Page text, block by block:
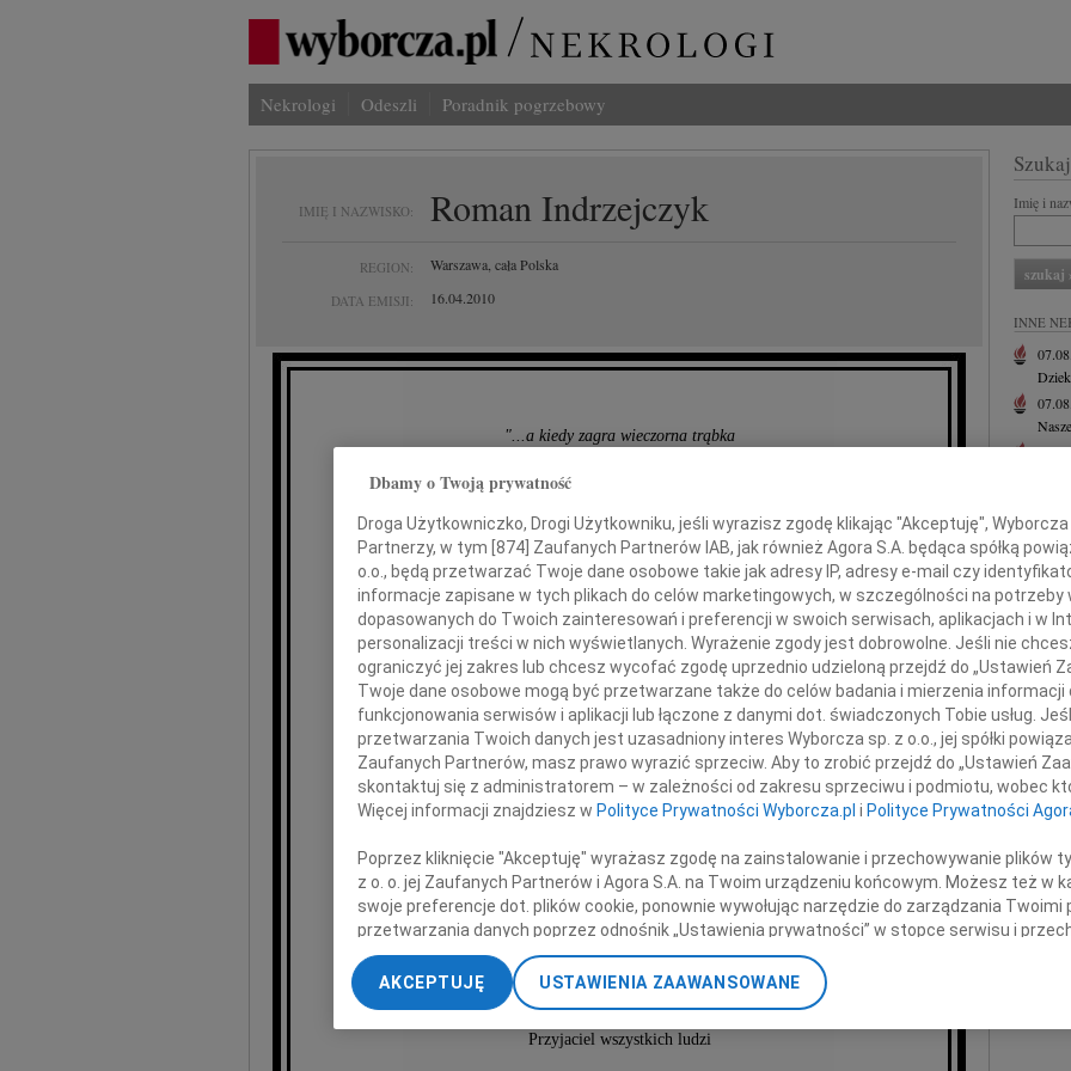
Nekrologi Odeszli Poradnik pogrzebowy
IMIĘ I NAZWISKO: Roman Indrzejczyk
REGION: Warszawa, cała Polska
DATA EMISJI: 16.04.2010
"...a kiedy zagra wieczorna trąbka
jak bukiet kwiatów na powitanie..."
10 kwietnia 2010 roku
zmarł śmiercią tragiczną
ksiądz Roman Indrzejczyk
Wielki Polak i Patriota
Szlachetny Człowiek Wielki Duchem i Sercem
Przyjaciel wszystkich ludzi
Imię i
INNE
Z
W
+
Jerzy
Asia
+
Dbamy o Twoją prywatność
Droga Użytkowniczko, Drogi Użytkowniku, jeśli wyrazisz zgodę klikając "Akceptuję",
Partnerzy, w tym [874] Zaufanych Partnerów IAB, jak również Agora S.A. będąca spółką
o.o., będą przetwarzać Twoje dane osobowe takie jak adresy IP, adresy e-mail czy
informacje zapisane w tych plikach do celów marketingowych, w szczególności na potrzeby
dopasowanych do Twoich zainteresowań i preferencji w swoich serwisach, aplikacjach i w
personalizacji treści w nich wyświetlanych. Wyrażenie zgody jest dobrowolne. Jeśli nie
ograniczyć jej zakres lub chcesz wycofać zgodę uprzednio udzieloną przejdź do „Ustawień
Twoje dane osobowe mogą być przetwarzane także do celów badania i mierzenia
funkcjonowania serwisów i aplikacji lub łączone z danymi dot. świadczonych Tobie usług.
przetwarzania Twoich danych jest uzasadniony interes Wyborcza sp. z o.o., jej spółki
Zaufanych Partnerów, masz prawo wyrazić sprzeciw. Aby to zrobić przejdź do „Ustawień
skontaktuj się z administratorem – w zależności od zakresu sprzeciwu i podmiotu, wobec
Więcej informacji znajdziesz w Polityce Prywatności Wyborcza.pl i Polityce Prywatności
Poprzez kliknięcie "Akceptuję" wyrażasz zgodę na zainstalowanie i przechowywanie plików
z o. o. jej Zaufanych Partnerów i Agora S.A. na Twoim urządzeniu końcowym. Możesz też w
swoje preferencje dot. plików cookie, ponownie wywołując narzędzie do zarządzania Twoimi
przetwarzania danych poprzez odnośnik „Ustawienia prywatności” w stopce serwisu i
„Ustawienia zaawansowane”. Zmiana ustawień plików cookie możliwa jest także za pomocą
My, nasi Zaufani Partnerzy i Agora S.A. możemy przetwarzać dane osobowe w
dokładnych danych geolokalizacyjnych. Aktywne skanowanie charakterystyki urządzenia do
Przechowywanie informacji na urządzeniu lub dostęp do nich. Spersonalizowane reklamy i
USTAWIENIA ZAAWANSOWANE
AKCEPTUJĘ